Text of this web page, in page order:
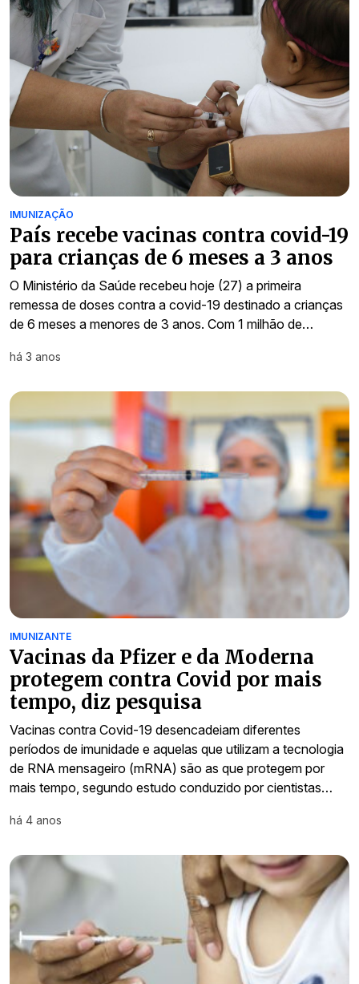
IMUNIZAÇÃO
País recebe vacinas contra covid-19
para crianças de 6 meses a 3 anos
O Ministério da Saúde recebeu hoje (27) a primeira
remessa de doses contra a covid-19 destinado a crianças
de 6 meses a menores de 3 anos. Com 1 milhão de…
há 3 anos
IMUNIZANTE
Vacinas da Pfizer e da Moderna
protegem contra Covid por mais
tempo, diz pesquisa
Vacinas contra Covid-19 desencadeiam diferentes
períodos de imunidade e aquelas que utilizam a tecnologia
de RNA mensageiro (mRNA) são as que protegem por
mais tempo, segundo estudo conduzido por cientistas…
há 4 anos